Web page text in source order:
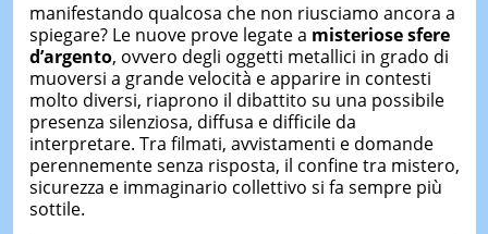
manifestando qualcosa che non riusciamo ancora a
spiegare? Le nuove prove legate a misteriose sfere
d’argento, ovvero degli oggetti metallici in grado di
muoversi a grande velocità e apparire in contesti
molto diversi, riaprono il dibattito su una possibile
presenza silenziosa, diffusa e difficile da
interpretare. Tra filmati, avvistamenti e domande
perennemente senza risposta, il confine tra mistero,
sicurezza e immaginario collettivo si fa sempre più
sottile.